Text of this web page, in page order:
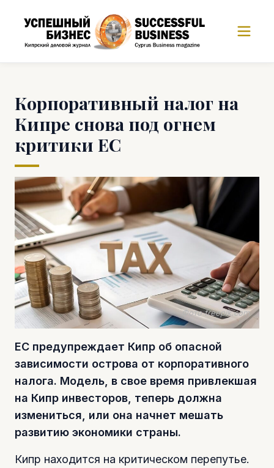
Корпоративный налог на
Кипре снова под огнем
критики ЕС
Фото freepik.com
ЕС предупреждает Кипр об опасной
зависимости острова от корпоративного
налога. Модель, в свое время привлекшая
на Кипр инвесторов, теперь должна
измениться, или она начнет мешать
развитию экономики страны.
Кипр находится на критическом перепутье.